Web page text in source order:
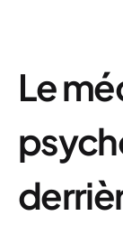
Le